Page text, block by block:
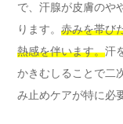
で、汗腺が皮膚のや
ります。 赤みを帯び
熱感を伴います。汗
かきむしることで二
み止めケアが特に必